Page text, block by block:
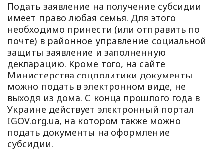
Подать заявление на получение субсидии
имеет право любая семья. Для этого
необходимо принести (или отправить по
почте) в районное управление социальной
защиты заявление и заполненную
декларацию. Кроме того, на сайте
Министерства соцполитики документы
можно подать в электронном виде, не
выходя из дома. С конца прошлого года в
Украине действует электронный портал
IGOV.org.ua, на котором также можно
подать документы на оформление
субсидии.